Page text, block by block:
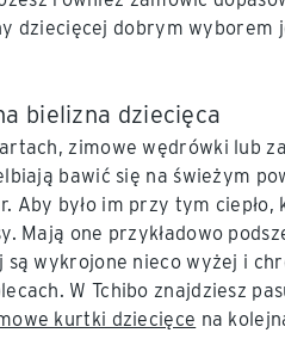
dziecięcej dobrym wyborem
bielizna dziecięca
zimowe wędrówki lub
bawić się na świeżym
Aby było im przy tym ciepło,
Mają one przykładowo
są wykrojone nieco wyżej i
W Tchibo znajdziesz
kurtki dziecięce na